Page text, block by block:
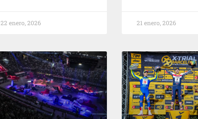
22 enero, 2026 21 enero, 2026